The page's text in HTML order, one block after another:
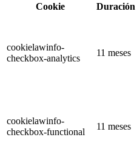
Cookie
Duración
cookielawinfo-
checkbox-analytics
11 meses
cookielawinfo-
checkbox-functional
11 meses